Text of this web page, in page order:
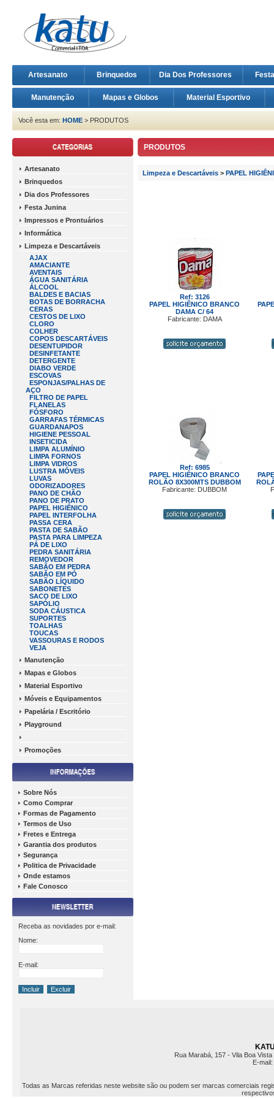
Artesanato Brinquedos Dia Dos Professores
Manutenção Mapas e Globos Material Esportivo
Você esta em: HOME > PRODUTOS
Artesanato
Brinquedos
Dia dos Professores
Festa Junina
Impressos e Prontuários
Informática
Limpeza e Descartáveis
AJAX
AMACIANTE
AVENTAIS
ÁGUA SANITÁRIA
ÁLCOOL
BALDES E BACIAS
BOTAS DE BORRACHA
CERAS
CESTOS DE LIXO
CLORO
COLHER
COPOS DESCARTÁVEIS
DESENTUPIDOR
DESINFETANTE
DETERGENTE
DIABO VERDE
ESCOVAS
ESPONJAS/PALHAS DE
AÇO
FILTRO DE PAPEL
FLANELAS
FÓSFORO
GARRAFAS TÉRMICAS
GUARDANAPOS
HIGIENE PESSOAL
INSETICIDA
LIMPA ALUMÍNIO
LIMPA FORNOS
LIMPA VIDROS
LUSTRA MÓVEIS
LUVAS
ODORIZADORES
PANO DE CHÃO
PANO DE PRATO
PAPEL HIGIÊNICO
PAPEL INTERFOLHA
PASSA CERA
PASTA DE SABÃO
PASTA PARA LIMPEZA
PÁ DE LIXO
PEDRA SANITÁRIA
REMOVEDOR
SABÃO EM PEDRA
SABÃO EM PÓ
SABÃO LÍQUIDO
SABONETES
SACO DE LIXO
SAPÓLIO
SODA CÁUSTICA
SUPORTES
TOALHAS
TOUCAS
VASSOURAS E RODOS
VEJA
Manutenção
Mapas e Globos
Material Esportivo
Móveis e Equipamentos
Papelária / Escritório
Playground
Promoções
Sobre Nós
Como Comprar
Formas de Pagamento
Termos de Uso
Fretes e Entrega
Garantia dos produtos
Segurança
Politica de Privacidade
Onde estamos
Fale Conosco
Receba as novidades por e-mail:
Nome:
E-mail:
PRODUTOS
Limpeza e Descartáveis > PAPEL
Ref: 3126
PAPEL HIGIÊNICO BRANCO
DAMA C/ 64
Fabricante: DAMA
Ref: 6985
PAPEL HIGIÊNICO BRANCO
ROLÃO 8X300MTS DUBBOM
Fabricante: DUBBOM
Rua Marabá, 157 - Vila Boa
E-mail:
Todas as Marcas referidas neste website são ou podem ser marcas comerciais